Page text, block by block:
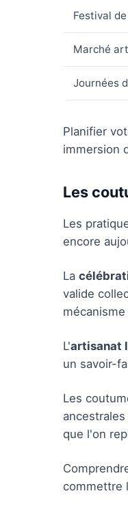
Festival
Marché
Journées
Planifier
immersion
Les
Les
encore
La
valide
L'artisanat
un savoir-
Les
que l'on
commettre